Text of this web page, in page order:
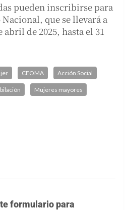
pueden inscribirse para
que se llevará a
abril de 2025, hasta el 31
CEOMA Acción Social
Mujeres mayores
formulario para